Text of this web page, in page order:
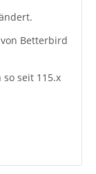
Betterbird
seit 115.x